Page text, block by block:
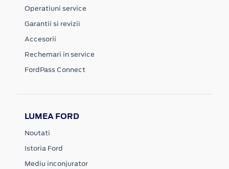
Operatiuni service
Garantii si revizii
Accesorii
Rechemari in service
FordPass Connect
LUMEA FORD
Noutati
Istoria Ford
Mediu inconjurator